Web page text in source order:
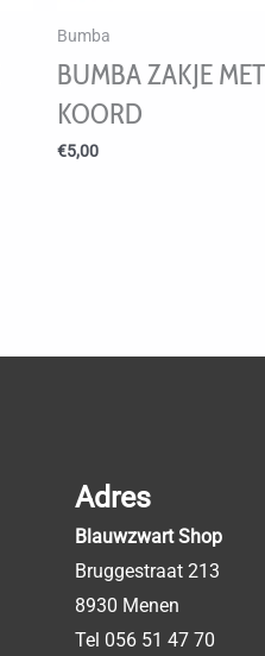
Bumba
BUMBA ZAKJE MET
KOORD
€5,00
Adres
Blauwzwart Shop
Bruggestraat 213
8930 Menen
Tel 056 51 47 70